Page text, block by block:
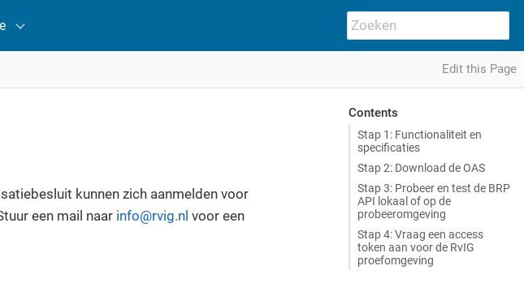
Edit this Page
Contents
Stap 1: Functionaliteit en
specificaties
Stap 2: Download de OAS
Stap 3: Probeer en test de BRP
API lokaal of op de
probeeromgeving
Stap 4: Vraag een access
token aan voor de RvIG
proefomgeving
kunnen zich aanmelden voor
een mail naar info@rvig.nl voor een